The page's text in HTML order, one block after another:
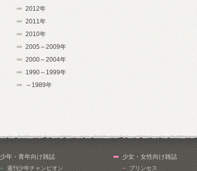
2012年
2011年
2010年
2005～2009年
2000～2004年
1990～1999年
～1989年
少年・青年向け雑誌
週刊少年チャンピオン
少女・女性向け雑誌
プリンセス